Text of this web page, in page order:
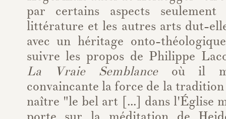
par certains aspects
littérature et les autres arts dut-
avec un héritage onto-théologique
suivre les propos de Philippe
La Vraie Semblance où il
convaincante la force de la
naître "le bel art [...] dans l'Église